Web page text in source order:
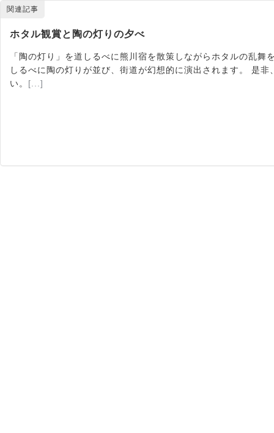
関連記事
ホタル観賞と陶の灯りの夕べ
「陶の灯り」を道しるべに熊川宿を散策しながらホタルの乱
しるべに陶の灯りが並び、街道が幻想的に演出されます。 是
い。 [...]